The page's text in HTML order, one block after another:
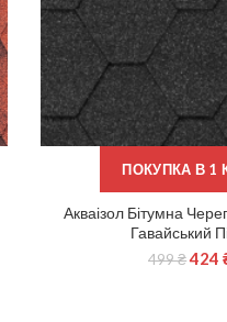
ПОКУПКА В 1
ДОДАТИ В
Акваізол Бітумна
Гавайський
499₴ 424